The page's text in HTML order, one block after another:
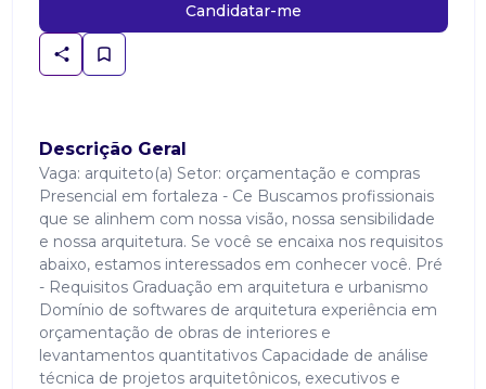
Candidatar-me
Descrição Geral
Vaga: arquiteto(a) Setor: orçamentação e compras
Presencial em fortaleza - Ce Buscamos profissionais
que se alinhem com nossa visão, nossa sensibilidade
e nossa arquitetura. Se você se encaixa nos requisitos
abaixo, estamos interessados em conhecer você. Pré
- Requisitos Graduação em arquitetura e urbanismo
Domínio de softwares de arquitetura experiência em
orçamentação de obras de interiores e
levantamentos quantitativos Capacidade de análise
técnica de projetos arquitetônicos, executivos e